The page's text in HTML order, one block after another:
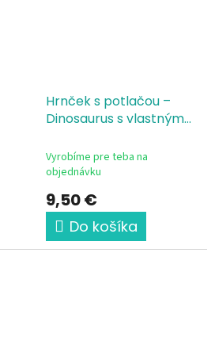
Hrnček s potlačou –
Dinosaurus s vlastným
Vyrobíme pre teba na
objednávku
9,50 €
Do košíka